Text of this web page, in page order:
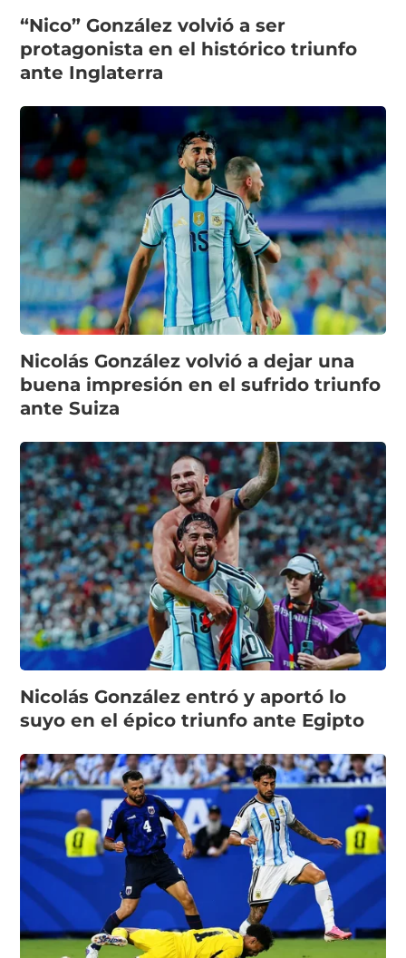
“Nico” González volvió a ser
protagonista en el histórico triunfo
ante Inglaterra
Nicolás González volvió a dejar una
buena impresión en el sufrido triunfo
ante Suiza
Nicolás González entró y aportó lo
suyo en el épico triunfo ante Egipto